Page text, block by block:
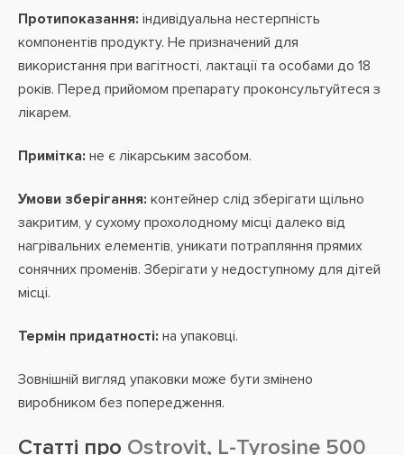
Протипоказання: індивідуальна нестерпність
компонентів продукту. Не призначений для
використання при вагітності, лактації та особами до 18
років. Перед прийомом препарату проконсультуйтеся з
лікарем.
Примітка: не є лікарським засобом.
Умови зберігання: контейнер слід зберігати щільно
закритим, у сухому прохолодному місці далеко від
нагрівальних елементів, уникати потрапляння прямих
сонячних променів. Зберігати у недоступному для дітей
місці.
Термін придатності: на упаковці.
Зовнішній вигляд упаковки може бути змінено
виробником без попередження.
Статті про Ostrovit, L-Tyrosine 500